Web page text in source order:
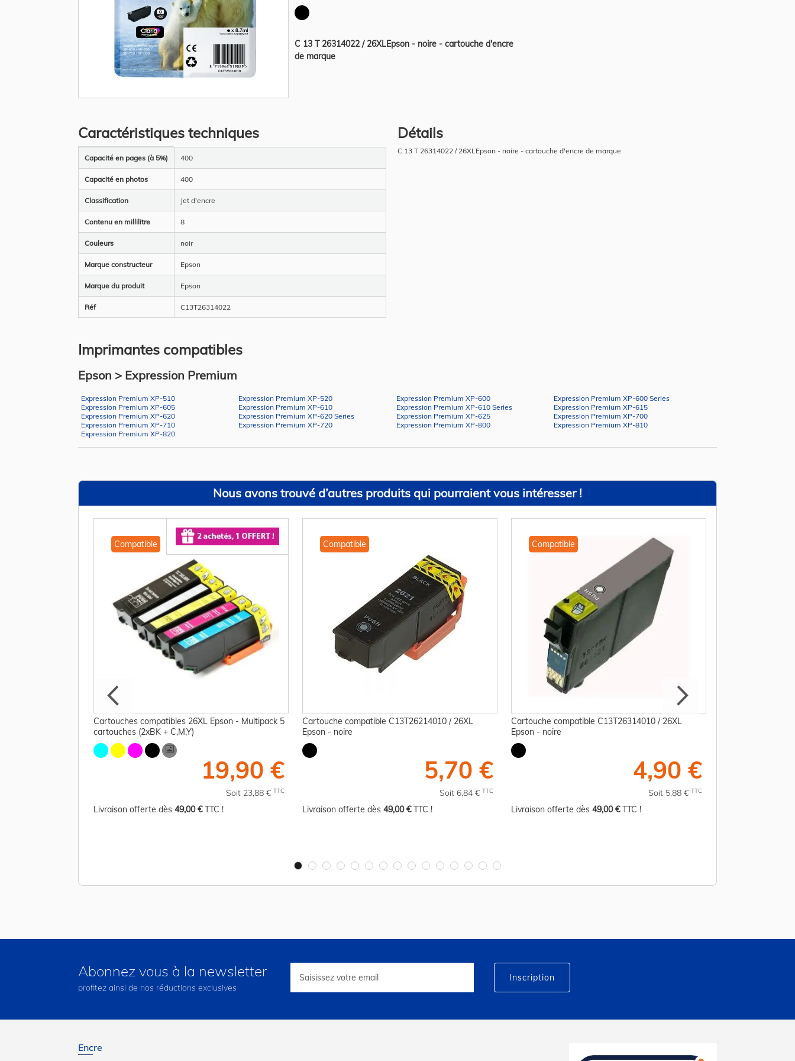
beginning
of
the
images
gallery
C 13 T 26314022 / 26XLEpson - noire - cartouche d'encre
de marque
Caractéristiques techniques
d’information
Capacité en pages (à 5%) 400
Capacité en photos 400
Classification Jet d'encre
Contenu en millilitre 8
Couleurs noir
Marque constructeur Epson
Marque du produit Epson
Réf C13T26314022
Détails
C 13 T 26314022 / 26XLEpson - noire - cartouche d'encre de marque
Imprimantes compatibles
Epson > Expression Premium
Expression Premium XP-510 Expression Premium XP-520 Expression Premium XP-600
Expression Premium XP-600 Series
Expression Premium XP-605
Expression Premium XP-610 Expression Premium XP-610 Series
Expression Premium XP-615
Expression Premium XP-620
Expression Premium XP-620 Series Expression Premium XP-625
Expression Premium XP-700
Expression Premium XP-710
Expression Premium XP-720 Expression Premium XP-800
Expression Premium XP-810
Expression Premium XP-820
Nous avons trouvé d’autres produits qui pourraient vous intéresser !
Compatible
Cartouches compatibles 26XL Epson - Multipack 5
cartouches (2xBK + C,M,Y)
19,90 €
Soit 23,88 € TTC
Livraison offerte dès 49,00 €TTC !
Compatible
Cartouche compatible C13T26214010 / 26XL
Epson - noire
5,70 €
Soit 6,84 € TTC
Livraison offerte dès 49,00 €TTC !
Compatible
Cartouche compatible C13T26314010 / 26XL
Epson - noire
4,90 €
Soit 5,88 € TTC
Livraison offerte dès 49,00 €TTC !
Abonnez vous à la newsletter
profitez ainsi de nos réductions exclusives
lettre
Inscription
Encre